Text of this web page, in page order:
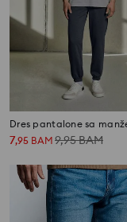
Dres pantalone sa
7,95 BAM 9,95BAM